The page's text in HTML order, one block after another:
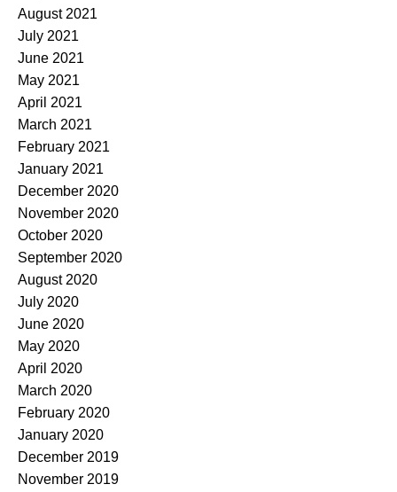
August 2021
July 2021
June 2021
May 2021
April 2021
March 2021
February 2021
January 2021
December 2020
November 2020
October 2020
September 2020
August 2020
July 2020
June 2020
May 2020
April 2020
March 2020
February 2020
January 2020
December 2019
November 2019